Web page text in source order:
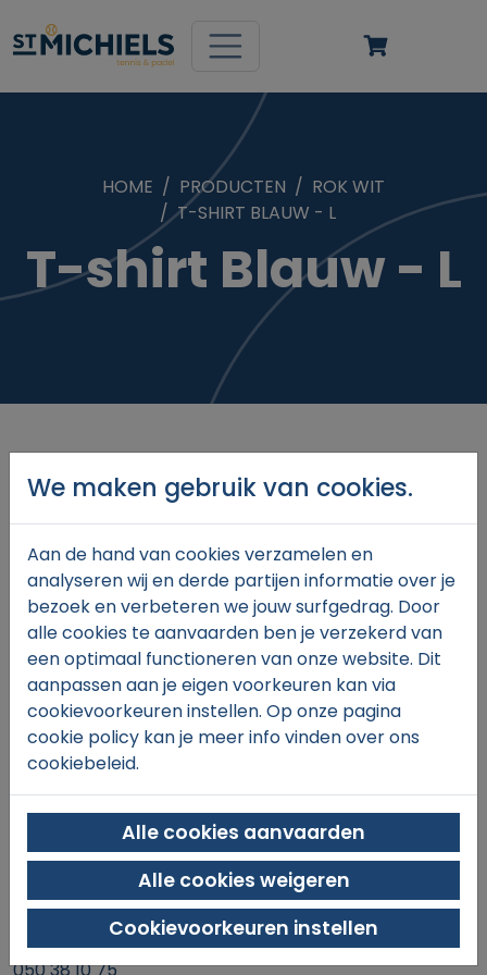
HOME PRODUCTEN
ROK WIT
T-SHIRT BLAUW - L
T-shirt Blauw - L
€30,
In winkelmand
SINT-MICHIELS TENNIS & PADEL
Xaverianenstraat 11
8200 Brugge
We maken gebruik van cookies.
Aan de hand van cookies verzamelen en
analyseren wij en derde partijen informatie over je
bezoek en verbeteren we jouw surfgedrag. Door
alle cookies te aanvaarden ben je verzekerd van
een optimaal functioneren van onze website. Dit
aanpassen aan je eigen voorkeuren kan via
cookievoorkeuren instellen. Op onze pagina
cookie policy kan je meer info vinden over ons
cookiebeleid.
Alle cookies aanvaarden
Alle cookies weigeren
Cookievoorkeuren instellen